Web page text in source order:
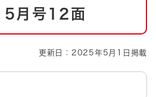
5月号12面
更新日：2025年5月1日掲載